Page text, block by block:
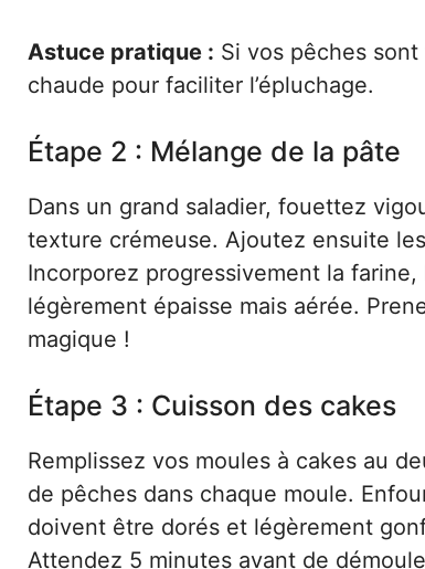
Astuce pratique : Si vos pêches
chaude pour faciliter l’épluchage.
Étape 2 : Mélange de la pâte
Dans un grand saladier, fouettez
texture crémeuse. Ajoutez ensuite
Incorporez progressivement la
légèrement épaisse mais aérée.
magique !
Étape 3 : Cuisson des cakes
Remplissez vos moules à cakes au
de pêches dans chaque moule.
doivent être dorés et légèrement
Attendez 5 minutes avant de